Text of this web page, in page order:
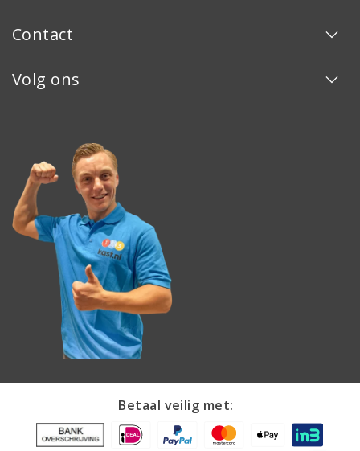
Contact
Volg ons
Betaal veilig met: